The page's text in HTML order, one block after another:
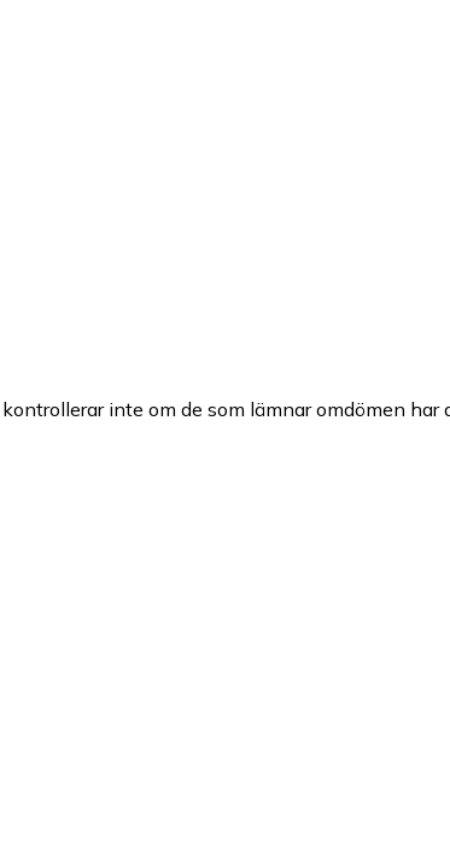
inte om de som lämnar omdömen